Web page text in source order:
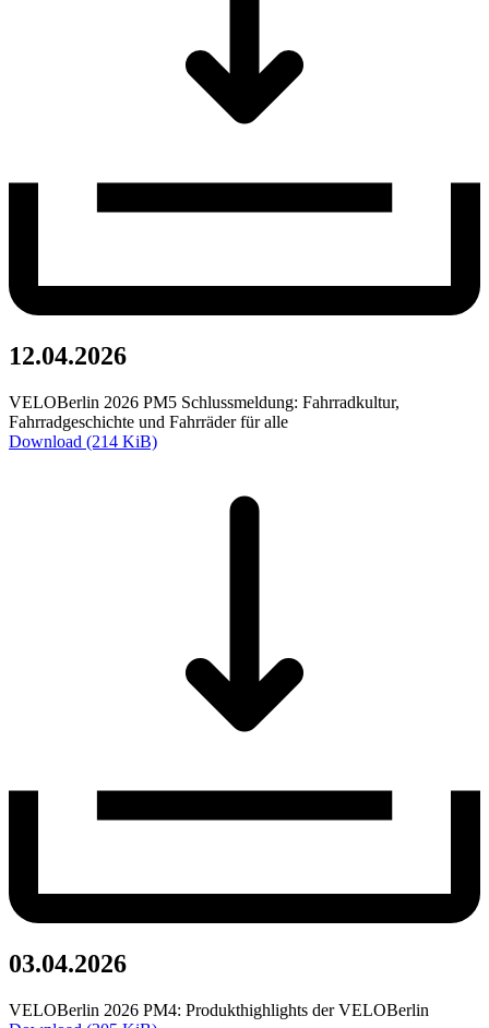
12.04.2026
VELOBerlin 2026 PM5 Schlussmeldung: Fahrradkultur,
Fahrradgeschichte und Fahrräder für alle
Download (214 KiB)
03.04.2026
VELOBerlin 2026 PM4: Produkthighlights der VELOBerlin